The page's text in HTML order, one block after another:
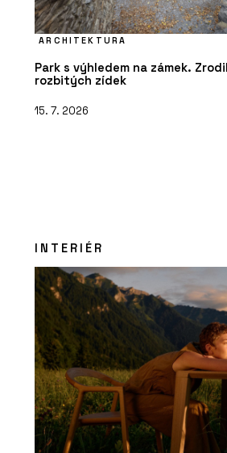
ARCHITEKTURA
Park s výhledem na zámek.
rozbitých zídek
15. 7. 2026
INTERIÉR